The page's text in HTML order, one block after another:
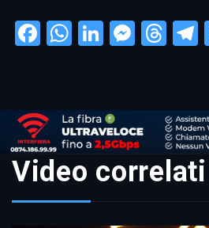
Facebook
WhatsApp
LinkedIn
Video correlati